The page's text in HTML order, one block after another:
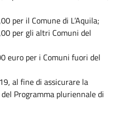
per il Comune di L’Aquila;
per gli altri Comuni del
euro per i Comuni fuori del
al fine di assicurare la
Programma pluriennale di